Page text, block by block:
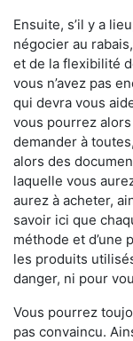
Ensuite, s’il y a
négocier au
et de la flexibilité
vous n’avez pas
qui devra vous
vous pourrez
demander à
alors des
laquelle vous
aurez à acheter,
savoir ici que
méthode et d’une
les produits
danger, ni pour
Vous pourrez
pas convaincu.